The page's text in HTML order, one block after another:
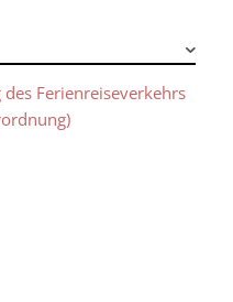
Ferienreiseverkehrs